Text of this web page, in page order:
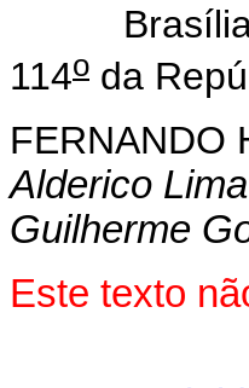
Brasília,
114o da
FERNANDO
Alderico Lima
Guilherme
Este texto